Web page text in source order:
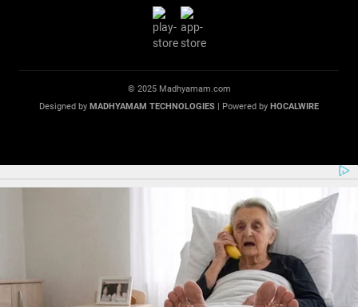
© 2025 Madhyamam.com
Designed by MADHYAMAM TECHNOLOGIES | Powered by HOCALWIRE